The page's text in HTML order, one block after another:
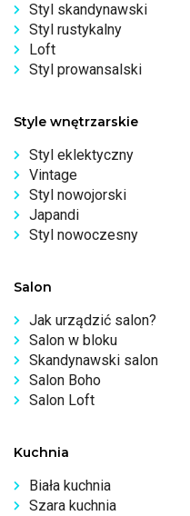
Styl skandynawski
Styl rustykalny
Loft
Styl prowansalski
Style wnętrzarskie
Styl eklektyczny
Vintage
Styl nowojorski
Japandi
Styl nowoczesny
Salon
Jak urządzić salon?
Salon w bloku
Skandynawski salon
Salon Boho
Salon Loft
Kuchnia
Biała kuchnia
Szara kuchnia